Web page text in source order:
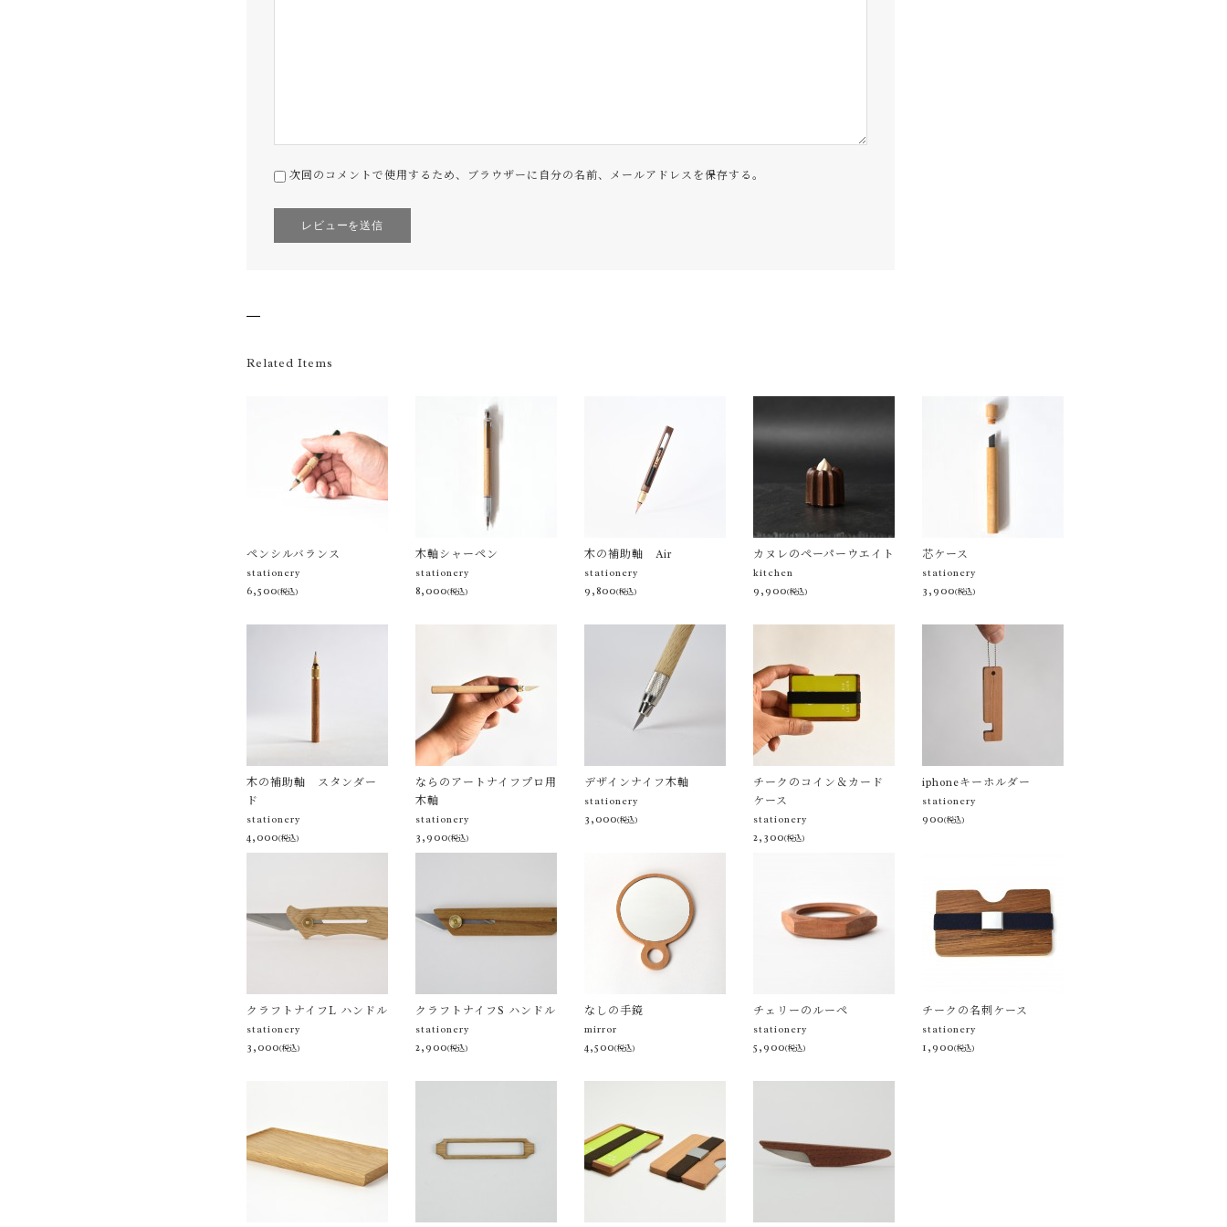
次回のコメントで使用するため、ブラウザーに自分の名前、メールアドレスを保存する。
Related Items
ペンシルバランス
stationery
6,500(税込)
木軸シャーペン
stationery
8,000(税込)
木の補助軸 Air
stationery
9,800(税込)
カヌレのペーパーウエイト
kitchen
9,900(税込)
芯ケース
stationery
3,900(税込)
木の補助軸 スタンダー
ド
stationery
4,000(税込)
ならのアートナイフプロ用
木軸
stationery
3,900(税込)
デザインナイフ木軸
stationery
3,000(税込)
チークのコイン＆カード
ケース
stationery
2,300(税込)
iphoneキーホルダー
stationery
900(税込)
クラフトナイフL ハンドル
stationery
3,000(税込)
クラフトナイフS ハンドル
stationery
2,900(税込)
なしの手鏡
mirror
4,500(税込)
チェリーのルーペ
stationery
5,900(税込)
チークの名刺ケース
stationery
1,900(税込)